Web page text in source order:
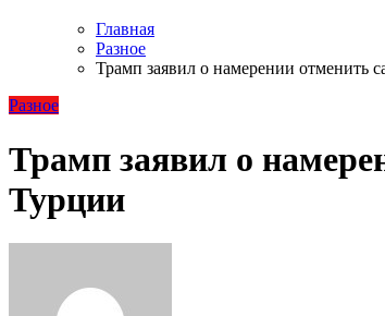
Главная
Разное
Трамп заявил о намерении отменить
Разное
Трамп заявил о
Турции